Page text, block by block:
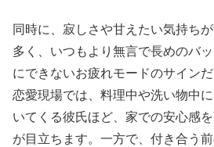
同時に、寂しさや甘えたい気持ち
多く、いつもより無言で長めのバ
にできないお疲れモードのサイン
恋愛現場では、料理中や洗い物中
いてくる彼氏ほど、家での安心感
が目立ちます。一方で、付き合う